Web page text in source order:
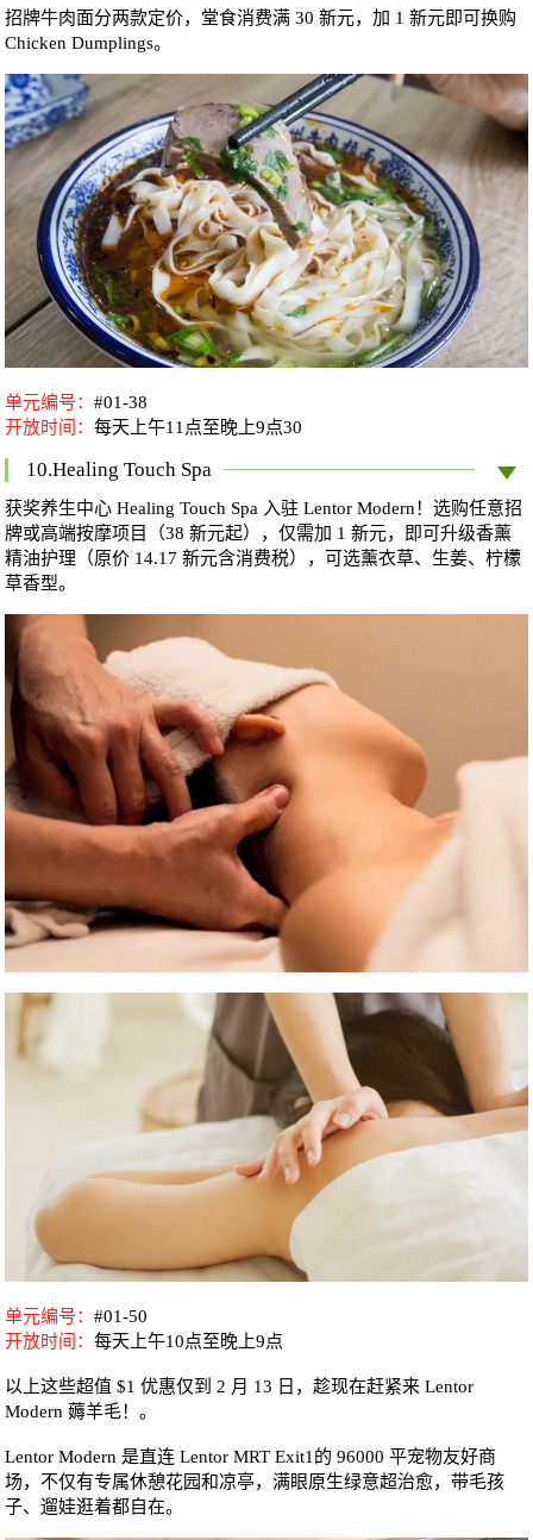
招牌牛肉面分两款定价，堂食消费满 30 新元，加 1 新元即可换购
Chicken Dumplings。
单元编号：#01-38
开放时间：每天 上午11点至晚上9点30
10.Healing Touch Spa
获奖养生中心 Healing Touch Spa 入驻 Lentor Modern！选购任意招
牌或高端按摩项目（38 新元起），仅需加 1 新元，即可升级香薰
精油护理（原价 14.17 新元含消费税），可选薰衣草、生姜、柠檬
草香型。
单元编号：#01-50
开放时间：每天 上午10点至晚上9点
以上这些超值 $1 优惠仅到 2 月 13 日，趁现在赶紧来 Lentor
Modern 薅羊毛！。
Lentor Modern 是直连 Lentor MRT Exit1的 96000 平宠物友好商
场，不仅有专属休憩花园和凉亭，满眼原生绿意超治愈，带毛孩
子、遛娃逛着都自在。